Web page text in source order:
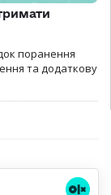
поранення
та додаткову